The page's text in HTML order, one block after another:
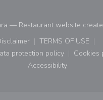
— Restaurant website
((opens in a new window))
TERMS OF USE
((opens in
protection policy
((opens in a new
Cookies
Accessibility
((opens in a new